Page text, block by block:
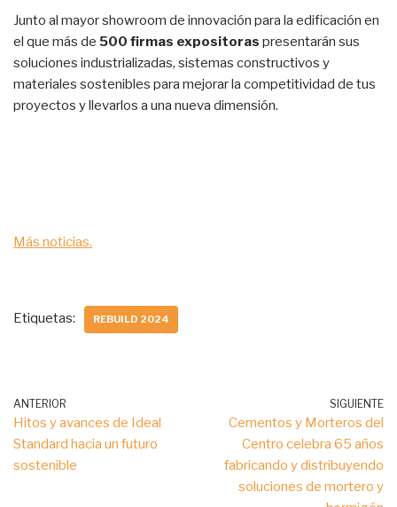
Junto al mayor showroom de innovación para la edificación en
el que más de 500 firmas expositoras presentarán sus
soluciones industrializadas, sistemas constructivos y
materiales sostenibles para mejorar la competitividad de tus
proyectos y llevarlos a una nueva dimensión.
Más noticias.
Etiquetas: REBUILD 2024
ANTERIOR
Hitos y avances de Ideal
Standard hacia un futuro
sostenible
SIGUIENTE
Cementos y Morteros del
Centro celebra 65 años
fabricando y distribuyendo
soluciones de mortero y